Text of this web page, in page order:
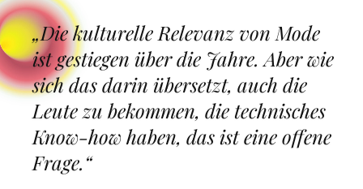
„Die kulturelle Relevanz von Mode
ist gestiegen über die Jahre. Aber wie
sich das darin übersetzt, auch die
Leute zu bekommen, die technisches
Know-how haben, das ist eine offene
Frage.“